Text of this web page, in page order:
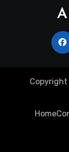
Home